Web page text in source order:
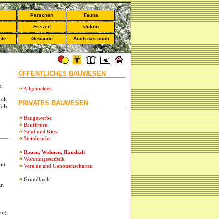
Personen Fauna
Freizeit Urikon
Gebäude Auch das noch
ÖFFENTLICHES BAUWESEN
Allgemeines
PRIVATES BAUWESEN
Baugewerbe
Baufirmen
Sand und Kies
Steinbrüche
Bauen, Wohnen, Haushalt
Wohnungsstatistik
Vereine und Genossenschaften
Grundbuch